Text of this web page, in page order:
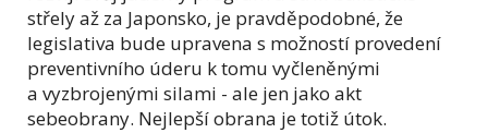
střely až za Japonsko, je pravděpodobné, že
legislativa bude upravena s možností provedení
preventivního úderu k tomu vyčleněnými
a vyzbrojenými silami - ale jen jako akt
sebeobrany. Nejlepší obrana je totiž útok.